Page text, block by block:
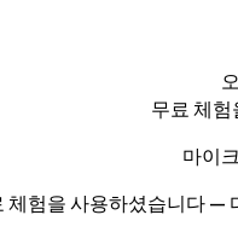
무료 체
마이
체험을 사용하셨습니다 —